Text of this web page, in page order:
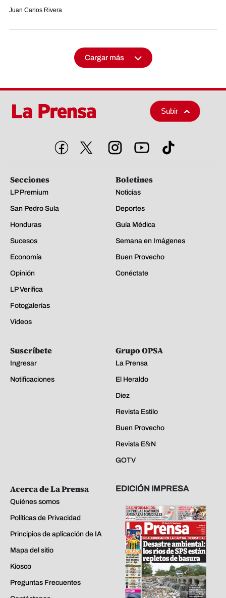
Juan Carlos Rivera
Cargar más
Subir
Secciones
LP Premium
San Pedro Sula
Honduras
Sucesos
Economía
Opinión
LP Verifica
Fotogalerías
Videos
Boletines
Noticias
Deportes
Guía Médica
Semana en Imágenes
Buen Provecho
Conéctate
Suscríbete
Ingresar
Notificaciones
Grupo OPSA
La Prensa
El Heraldo
Diez
Revista Estilo
Buen Provecho
Revista E&N
GOTV
Acerca de La Prensa
Quiénes somos
Políticas de Privacidad
Principios de aplicación de IA
Mapa del sitio
Kiosco
Preguntas Frecuentes
EDICIÓN IMPRESA